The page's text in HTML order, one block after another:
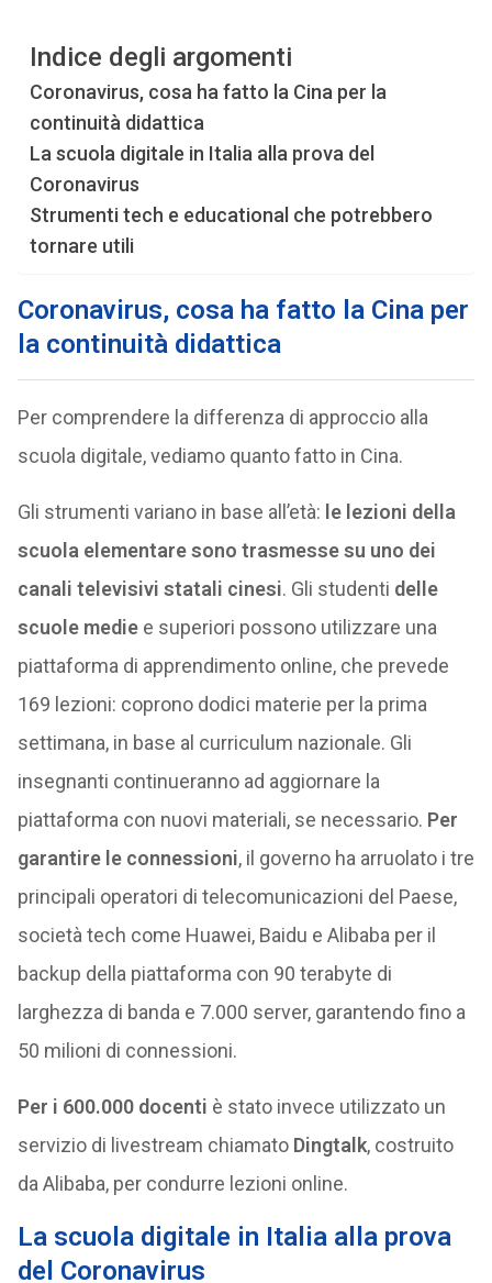
Indice degli argomenti
Coronavirus, cosa ha fatto la Cina per la
continuità didattica
La scuola digitale in Italia alla prova del
Coronavirus
Strumenti tech e educational che potrebbero
tornare utili
Coronavirus, cosa ha fatto la Cina per
la continuità didattica
Per comprendere la differenza di approccio alla
scuola digitale, vediamo quanto fatto in Cina.
Gli strumenti variano in base all’età: le lezioni della
scuola elementare sono trasmesse su uno dei
canali televisivi statali cinesi. Gli studenti delle
scuole mediee superiori possono utilizzare una
piattaforma di apprendimento online, che prevede
169 lezioni: coprono dodici materie per la prima
settimana, in base al curriculum nazionale. Gli
insegnanti continueranno ad aggiornare la
piattaforma con nuovi materiali, se necessario. Per
garantire le connessioni, il governo ha arruolato i tre
principali operatori di telecomunicazioni del Paese,
società tech come Huawei, Baidu e Alibaba per il
backup della piattaforma con 90 terabyte di
larghezza di banda e 7.000 server, garantendo fino a
50 milioni di connessioni.
Per i 600.000 docenti è stato invece utilizzato un
servizio di livestream chiamato Dingtalk, costruito
da Alibaba, per condurre lezioni online.
La scuola digitale in Italia alla prova
del Coronavirus